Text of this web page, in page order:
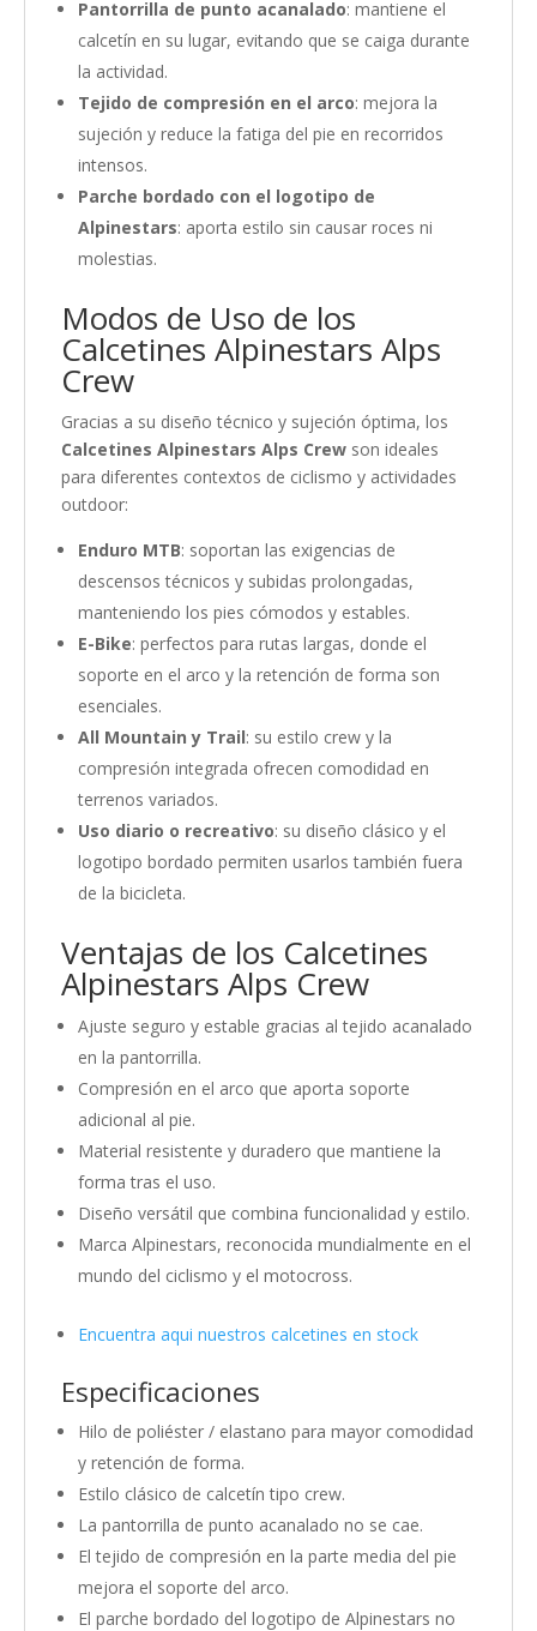
Pantorrilla de punto acanalado: mantiene el
calcetín en su lugar, evitando que se caiga durante
la actividad.
Tejido de compresión en el arco: mejora la
sujeción y reduce la fatiga del pie en recorridos
intensos.
Parche bordado con el logotipo de
Alpinestars: aporta estilo sin causar roces ni
molestias.
Modos de Uso de los
Calcetines Alpinestars Alps
Crew
Gracias a su diseño técnico y sujeción óptima, los
Calcetines Alpinestars Alps Crew son ideales
para diferentes contextos de ciclismo y actividades
outdoor:
Enduro MTB: soportan las exigencias de
descensos técnicos y subidas prolongadas,
manteniendo los pies cómodos y estables.
E-Bike: perfectos para rutas largas, donde el
soporte en el arco y la retención de forma son
esenciales.
All Mountain y Trail: su estilo crew y la
compresión integrada ofrecen comodidad en
terrenos variados.
Uso diario o recreativo: su diseño clásico y el
logotipo bordado permiten usarlos también fuera
de la bicicleta.
Ventajas de los Calcetines
Alpinestars Alps Crew
Ajuste seguro y estable gracias al tejido acanalado
en la pantorrilla.
Compresión en el arco que aporta soporte
adicional al pie.
Material resistente y duradero que mantiene la
forma tras el uso.
Diseño versátil que combina funcionalidad y estilo.
Marca Alpinestars, reconocida mundialmente en el
mundo del ciclismo y el motocross.
Encuentra aqui nuestros calcetines en stock
Especificaciones
Hilo de poliéster / elastano para mayor comodidad
y retención de forma.
Estilo clásico de calcetín tipo crew.
La pantorrilla de punto acanalado no se cae.
El tejido de compresión en la parte media del pie
mejora el soporte del arco.
El parche bordado del logotipo de Alpinestars no